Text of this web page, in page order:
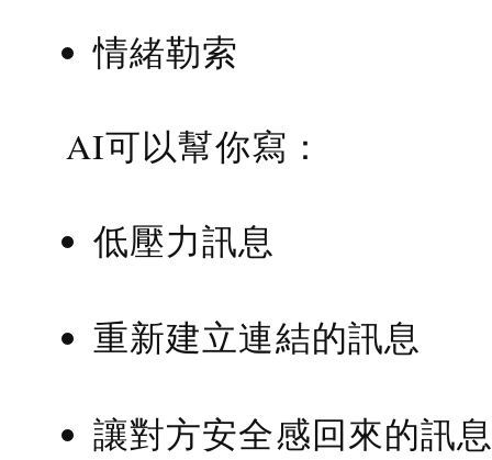
情緒勒索
AI可以幫你寫：
低壓力訊息
重新建立連結的訊息
讓對方安全感回來的訊